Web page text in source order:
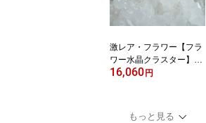
激レア・フラワー【フラ
ワー水晶クラスター】幅
約163mm 重さ1216g 超
晶ポイント 水晶原石 一
16,060円
もっと見る